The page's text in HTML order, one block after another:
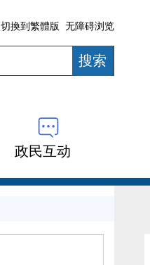
切換到繁體版 无障碍浏览
政民互动